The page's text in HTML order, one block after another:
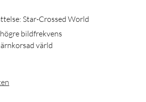
Star-Crossed World
bildfrekvens
värld